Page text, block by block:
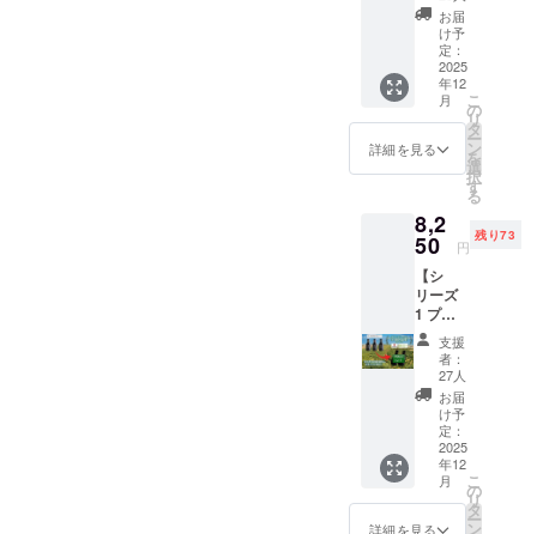
め、最
低金額
の500円
と設定
してい
ます。
備考欄
にご連
ご記入
くださ
い。
追って
ご連絡
いたし
ます。
のお届
けとな
りま
す。 •
お名前
やニッ
ムをご
希望の
でお知
らせく
ださ
い。
ンは、
サラダ
やグリ
ル料理
から和
食ま
まざま
なお料
て、ど
んな
シーン
にも最
適な味
わいを
お届け
しま
す。 こ
のセッ
トは、
食卓に
新たな
彩りと
驚きを
を楽し
んだ
り、味
わいを
比較で
きる、
新たな
食体験
らに、
サポー
ターの
皆様に
は、フ
レー
バーオ
リーブ
オイル
（タン
ジェリ
ン、オ
レン
ジ、ベ
ルガ
ルコの
恵まれ
たエー
ゲ海地
域で栽
培され
たトリ
リェ種
す。マ
イルド
でバラ
ンスの
取れた
風味
は、和
洋問わ
ずあら
ゆる料
理に良
く合い
ます。
野菜の
テー、
サラダ
O）
175ml ×
2本】
洗練さ
れた風
味に興
味のあ
る方
へ、7種
類（タ
リン、
オレン
ジ、レ
モン、
ベルガ
モッ
ト、
ガー
リッ
ク、ハ
ラペー
ニョ、
赤唐辛
子）の
中から2
種類の
風味を
お届
け予
定：
2025
年12
月
詳細を見る
こ
の
リ
タ
ー
ン
を
選
択
す
る
8,2
50 円
残り73
【シ
リーズ
1 プレ
ミア
ム・オ
リーブ
オイル
（初搾
100%E
VOO）
250ml ×
2本】
2025年
支援
者：
27人
お届
け予
定：
2025
年12
月
詳細を見る
こ
の
リ
タ
ー
ン